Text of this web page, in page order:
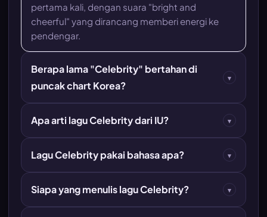
pertama kali, dengan suara "bright and
cheerful" yang dirancang memberi energi ke
pendengar.
Berapa lama "Celebrity" bertahan di
puncak chart Korea?
▾
Apa arti lagu Celebrity dari IU? ▾
Lagu Celebrity pakai bahasa apa? ▾
Siapa yang menulis lagu Celebrity? ▾